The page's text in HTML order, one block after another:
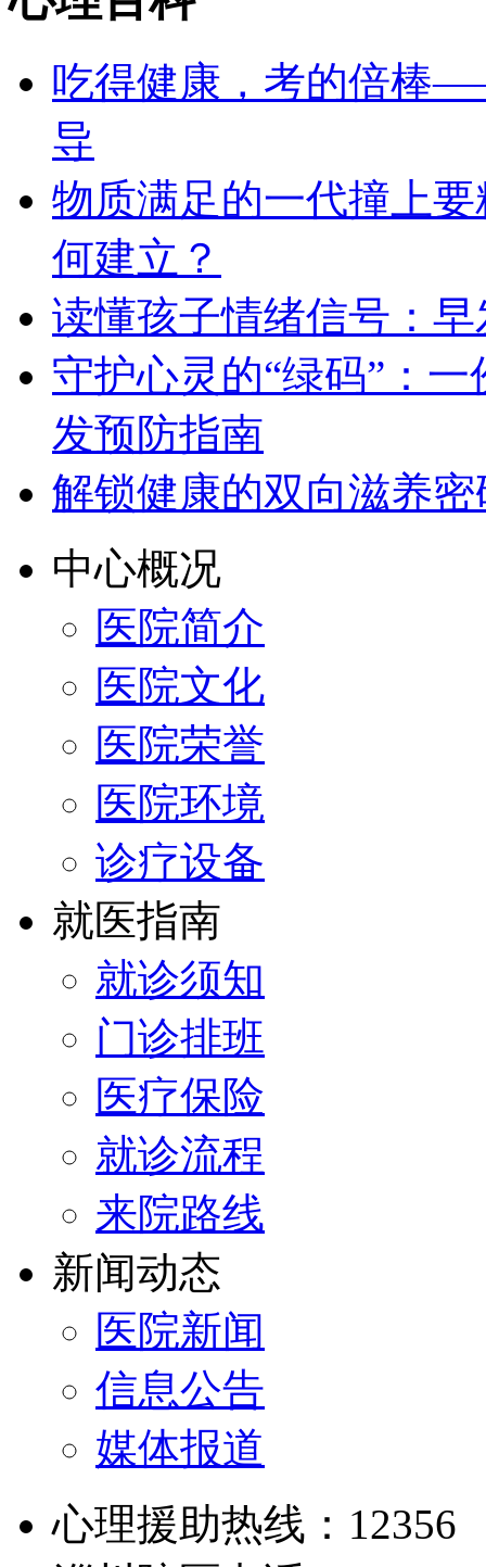
吃得健康，考的倍棒
导
物质满足的一代撞上
何建立？
读懂孩子情绪信号：
守护心灵的“绿码”：
发预防指南
解锁健康的双向滋养密
中心概况
医院简介
医院文化
医院荣誉
医院环境
诊疗设备
就医指南
就诊须知
门诊排班
医疗保险
就诊流程
来院路线
新闻动态
医院新闻
信息公告
媒体报道
心理援助热线：12356